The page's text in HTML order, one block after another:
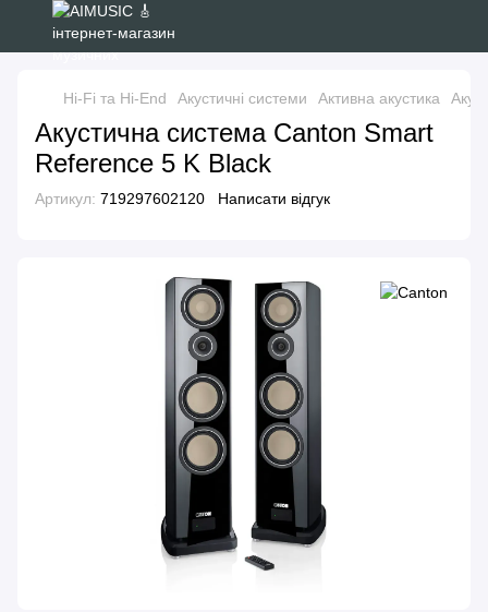
Hi-Fi та Hi-End Акустичні системи Активна акустика
Акустична система Canton Smart
Reference 5 K Black
Артикул: 719297602120 Написати відгук